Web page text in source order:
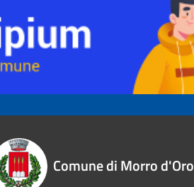
Comune di Morro d'Oro